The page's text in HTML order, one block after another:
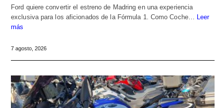
Ford quiere convertir el estreno de Madring en una experiencia
exclusiva para los aficionados de la Fórmula 1. Como Coche… Leer
más
7 agosto, 2026